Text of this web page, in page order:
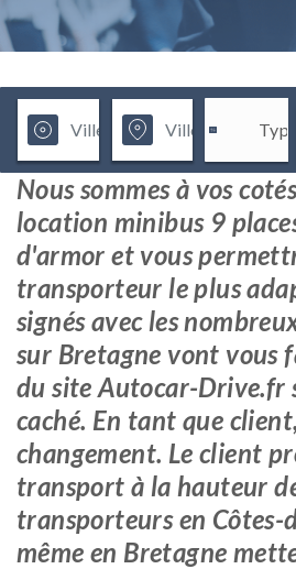
Nous sommes à vos
location minibus 9
d'armor et vous
transporteur le plus
signés avec les
sur Bretagne vont vous
du site Autocar-Drive.fr
caché. En tant que
changement. Le client
transport à la hauteur
transporteurs en Côtes-
même en Bretagne